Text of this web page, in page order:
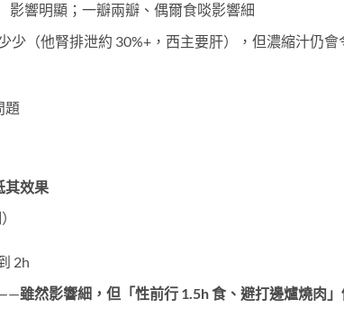
影響明顯；一瓣兩瓣、偶爾食啖影響細
少（他腎排泄約 30%+，西主要肝），但濃縮汁仍會
題
其效果
2h
——雖然影響細，但「性前行 1.5h 食、避打邊爐燒肉」